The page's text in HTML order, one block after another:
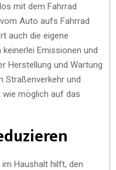
mit dem Fahrrad
Auto aufs Fahrrad
auch die eigene
Emissionen und
Herstellung und Wartung
Straßenverkehr und
wie möglich auf das
Haushalt hilft, den